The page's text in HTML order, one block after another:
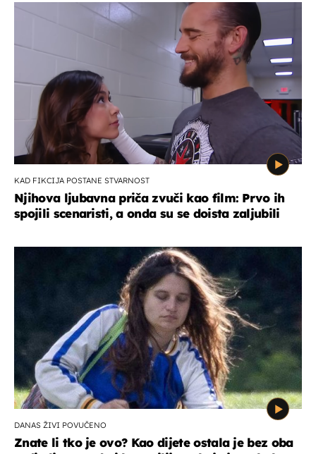
KAD FIKCIJA POSTANE STVARNOST
Njihova ljubavna priča zvuči kao film: Prvo ih
spojili scenaristi, a onda su se doista zaljubili
DANAS ŽIVI POVUČENO
Znate li tko je ovo? Kao dijete ostala je bez oba